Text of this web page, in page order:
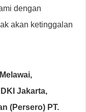
dengan
akan ketinggalan
Jakarta,
(Persero) PT.